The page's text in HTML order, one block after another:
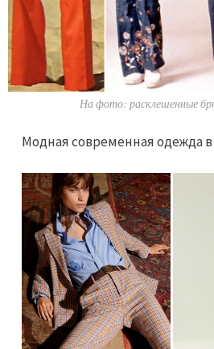
На фото: расклешенные
Модная современная одежда в